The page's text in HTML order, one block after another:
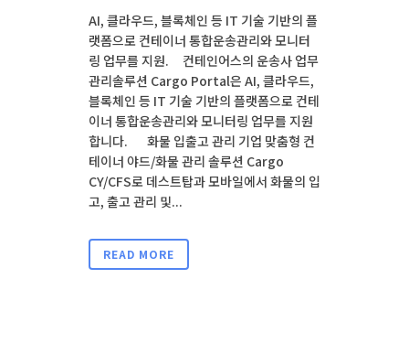
AI, 클라우드, 블록체인 등 IT 기술 기반의 플
랫폼으로 컨테이너 통합운송관리와 모니터
링 업무를 지원. 컨테인어스의 운송사 업무
관리솔루션 Cargo Portal은 AI, 클라우드,
블록체인 등 IT 기술 기반의 플랫폼으로 컨테
이너 통합운송관리와 모니터링 업무를 지원
합니다. 화물 입출고 관리 기업 맞춤형 컨
테이너 야드/화물 관리 솔루션 Cargo
CY/CFS로 데스트탑과 모바일에서 화물의 입
고, 출고 관리 및...
READ MORE